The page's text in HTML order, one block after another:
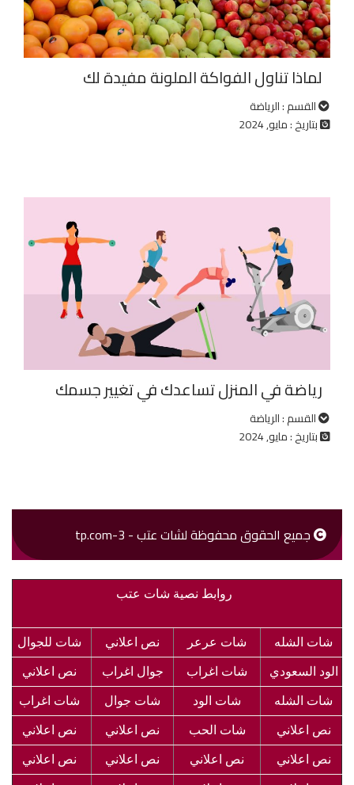
لماذا تناول الفواكة الملونة مفيدة لك
القسم : الرياضة
بتاريخ : مايو, 2024
رياضة في المنزل تساعدك في تغيير جسمك
القسم : الرياضة
بتاريخ : مايو, 2024
جميع الحقوق محفوظة لشات عتب - 3-tp.com
روابط نصية شات عتب
شات الشله شات عرعر نص اعلاني شات للجوال
الود السعودي شات اغراب جوال اغراب نص اعلاني
شات الشله شات الود شات جوال شات اغراب
نص اعلاني شات الحب نص اعلاني نص اعلاني
نص اعلاني نص اعلاني نص اعلاني نص اعلاني